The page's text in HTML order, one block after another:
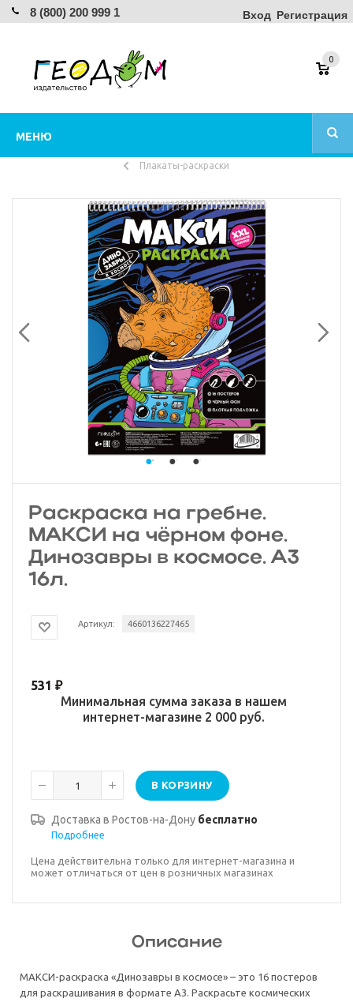
8 (800) 200 999 1 Вход Регистрация
МЕНЮ
0
Плакаты-раскраски
Раскраска на гребне.
МАКСИ на чёрном фоне.
Динозавры в космосе. А3
16л.
Артикул: 4660136227465
531 ₽
Минимальная сумма заказа в нашем
интернет-магазине 2 000 руб.
В КОРЗИНУ
Доставка в Ростов-на-Дону бесплатно
Подробнее
Цена действительна только для интернет-магазина и
может отличаться от цен в розничных магазинах
Описание
МАКСИ-раскраска «Динозавры в космосе» – это 16 постеров
для раскрашивания в формате А3. Раскрасьте космических